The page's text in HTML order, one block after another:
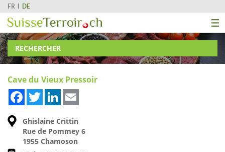
FR DE
RECHERCHER
Cave du Vieux Pressoir
FacebookTwitterLinkedIn
Ghislaine Crittin
Rue de Pommey 6
1955 Chamoson